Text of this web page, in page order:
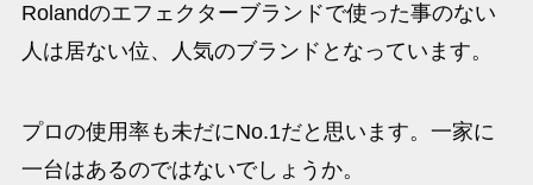
Rolandのエフェクターブランドで使った事のない
人は居ない位、人気のブランドとなっています。
プロの使用率も未だにNo.1だと思います。一家に
一台はあるのではないでしょうか。